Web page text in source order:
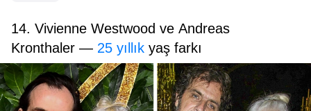
14. Vivienne Westwood ve Andreas
Kronthaler — 25 yıllık yaş farkı